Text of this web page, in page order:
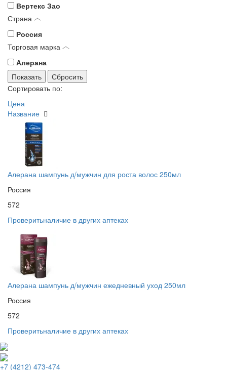
Вертекс Зао
Страна
Россия
Торговая марка
Алерана
Сортировать по:
Цена
Название
Алерана шампунь д/мужчин для роста волос 250мл
Россия
572
Проверитьналичие в других аптеках
Алерана шампунь д/мужчин ежедневный уход 250мл
Россия
572
Проверитьналичие в других аптеках
+7 (4212) 473-474